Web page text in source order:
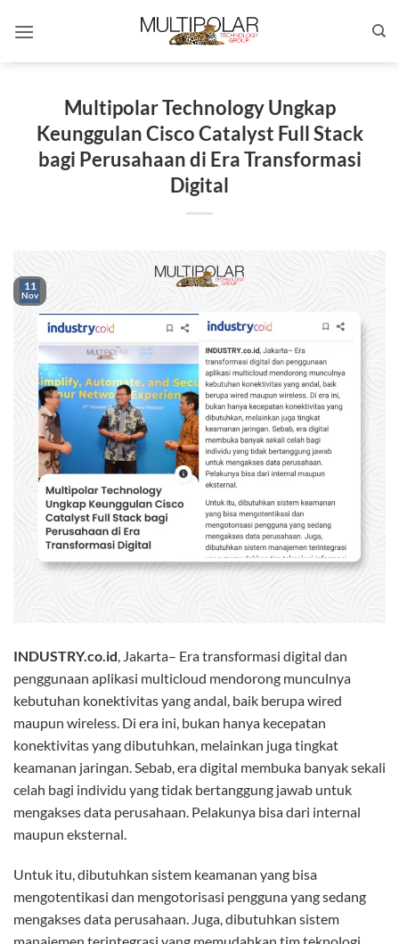
Multipolar Technology Ungkap
Keunggulan Cisco Catalyst Full Stack
bagi Perusahaan di Era Transformasi
Digital
11
Nov
INDUSTRY.co.id , Jakarta– Era transformasi digital dan
penggunaan aplikasi multicloud mendorong munculnya
kebutuhan konektivitas yang andal, baik berupa wired
maupun wireless. Di era ini, bukan hanya kecepatan
konektivitas yang dibutuhkan, melainkan juga tingkat
keamanan jaringan. Sebab, era digital membuka banyak sekali
celah bagi individu yang tidak bertanggung jawab untuk
mengakses data perusahaan. Pelakunya bisa dari internal
maupun eksternal.
Untuk itu, dibutuhkan sistem keamanan yang bisa
mengotentikasi dan mengotorisasi pengguna yang sedang
mengakses data perusahaan. Juga, dibutuhkan sistem